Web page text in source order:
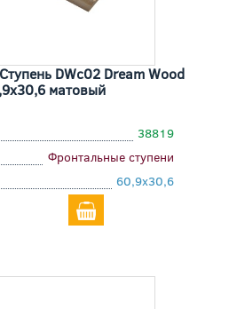
DWc02 Dream Wood
матовый
38819
Фронтальные ступени
60,9x30,6